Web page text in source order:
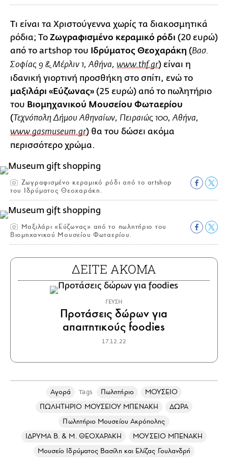
Τι είναι τα Χριστούγεννα χωρίς τα διακοσμητικά
ρόδια; Το Ζωγραφισμένο κεραμικό ρόδι (20 ευρώ)
από το artshop του Ιδρύματος Θεοχαράκη (Βασ.
Σοφίας 9 & Μέρλιν 1, Αθήνα, www.thf.gr) είναι η
ιδανική γιορτινή προσθήκη στο σπίτι, ενώ το
μαξιλάρι «Εύζωνας» (25 ευρώ) από το πωλητήριο
του Βιομηχανικού Μουσείου Φωταερίου
(Τεχνόπολη Δήμου Αθηναίων, Πειραιώς 100, Αθήνα,
www.gasmuseum.gr) θα του δώσει ακόμα
περισσότερο χρώμα.
Ζωγραφισμένο κεραμικό ρόδι από το artshop
του Ιδρύματος Θεοχαράκη.
Mαξιλάρι «Εύζωνας» από το πωλητήριο του
Βιομηχανικού Μουσείου Φωταερίου.
ΔΕΙΤΕ ΑΚΟΜΑ
ΓΕΥΣΗ
Προτάσεις δώρων για
απαιτητικούς foodies
17.12.22
Αγορά Tags Πωλητήριο
ΜΟΥΣΕΙΟ
ΠΩΛΗΤΗΡΙΟ ΜΟΥΣΕΙΟΥ ΜΠΕΝΑΚΗ
ΔΩΡΑ
Πωλητήριο Μουσείου Ακρόπολης
ΙΔΡΥΜΑ Β. & Μ. ΘΕΟΧΑΡΑΚΗ
ΜΟΥΣΕΙΟ ΜΠΕΝΑΚΗ
Μουσείο Ιδρύματος Βασίλη και Ελίζας Γουλανδρή